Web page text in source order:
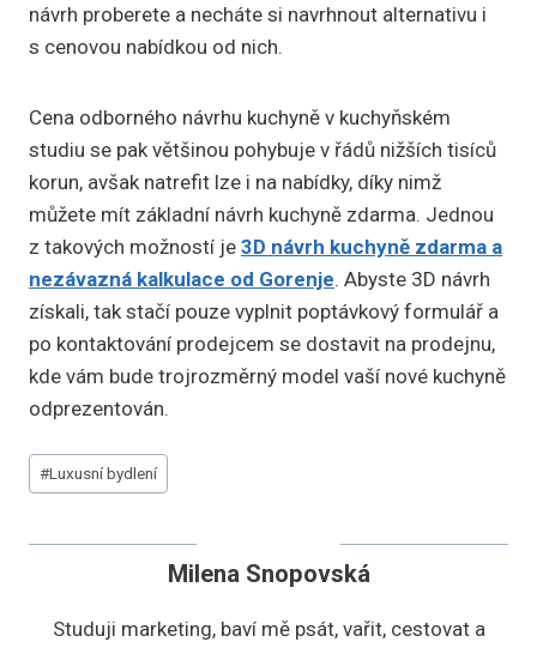
návrh proberete a necháte si navrhnout alternativu i
s cenovou nabídkou od nich.
Cena odborného návrhu kuchyně v kuchyňském
studiu se pak většinou pohybuje v řádů nižších tisíců
korun, avšak natrefit lze i na nabídky, díky nimž
můžete mít základní návrh kuchyně zdarma. Jednou
z takových možností je 3D návrh kuchyně zdarma a
nezávazná kalkulace od Gorenje. Abyste 3D návrh
získali, tak stačí pouze vyplnit poptávkový formulář a
po kontaktování prodejcem se dostavit na prodejnu,
kde vám bude trojrozměrný model vaší nové kuchyně
odprezentován.
Štítky
příspěvků:
#Luxusní bydlení
Milena Snopovská
Studuji marketing, baví mě psát, vařit, cestovat a